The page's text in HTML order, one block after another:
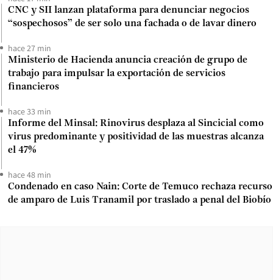
CNC y SII lanzan plataforma para denunciar negocios
“sospechosos” de ser solo una fachada o de lavar dinero
hace 27 min
Ministerio de Hacienda anuncia creación de grupo de
trabajo para impulsar la exportación de servicios
financieros
hace 33 min
Informe del Minsal: Rinovirus desplaza al Sincicial como
virus predominante y positividad de las muestras alcanza
el 47%
hace 48 min
Condenado en caso Nain: Corte de Temuco rechaza recurso
de amparo de Luis Tranamil por traslado a penal del Biobío